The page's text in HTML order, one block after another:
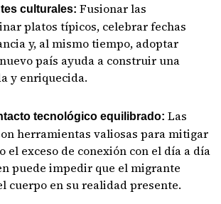
culturales: Fusionar las
platos típicos, celebrar fechas
y, al mismo tiempo, adoptar
país ayuda a construir una
y enriquecida.
tecnológico equilibrado: Las
herramientas valiosas para mitigar
el exceso de conexión con el día a día
puede impedir que el migrante
cuerpo en su realidad presente.